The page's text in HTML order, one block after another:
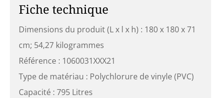
Fiche technique
Dimensions du produit (L x l x h) : 180 x 180 x 71
cm; 54,27 kilogrammes
Référence : 1060031XXX21
Type de matériau : Polychlorure de vinyle (PVC)
Capacité : 795 Litres